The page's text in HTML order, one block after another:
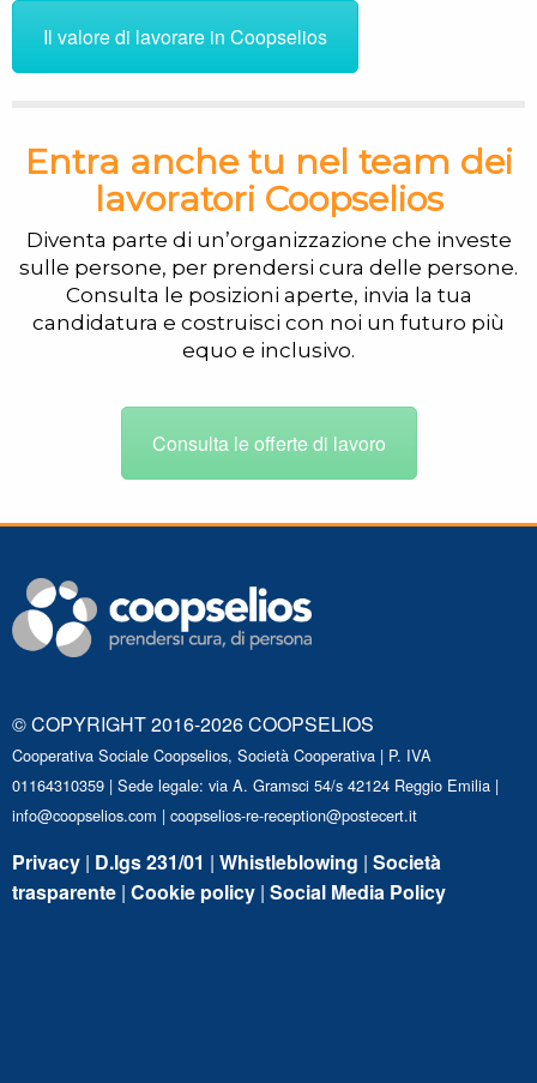
Il valore di lavorare in Coopselios
Entra anche tu nel team dei
lavoratori Coopselios
Diventa parte di un’organizzazione che investe
sulle persone, per prendersi cura delle persone.
Consulta le posizioni aperte, invia la tua
candidatura e costruisci con noi un futuro più
equo e inclusivo.
Consulta le offerte di lavoro
© COPYRIGHT 2016-2026 COOPSELIOS
Cooperativa Sociale Coopselios, Società Cooperativa | P. IVA
01164310359 | Sede legale: via A. Gramsci 54/s 42124 Reggio Emilia |
info@coopselios.com | coopselios-re-reception@postecert.it
Privacy| D.lgs 231/01 | Whistleblowing | Società
trasparente| Cookie policy| Social Media Policy